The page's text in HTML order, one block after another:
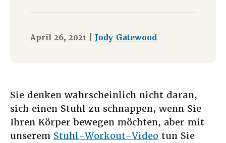
April 26, 2021 | Jody Gatewood
Sie denken wahrscheinlich nicht daran,
sich einen Stuhl zu schnappen, wenn Sie
Ihren Körper bewegen möchten, aber mit
unserem Stuhl-Workout-Video tun Sie